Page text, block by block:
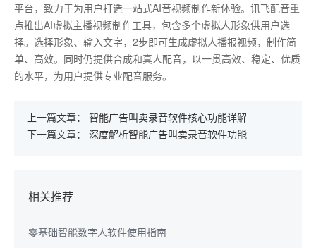
平台，致力于为用户打造一站式AI音视频制作新体验。讯飞配音重
点推出AI虚拟主播视频制作工具，包含多个虚拟人形象供用户选
择。选择形象、输入文字，2步即可生成虚拟人播报视频，制作简
单、高效。同时仍提供合成和真人配音，以一贯高效、稳定、优质
的水平，为用户提供专业配音服务。
上一篇文章： 智能广告叫卖录音软件核心功能详解
下一篇文章： 深度解析智能广告叫卖录音软件功能
相关推荐
零基础智能数字人软件使用指南